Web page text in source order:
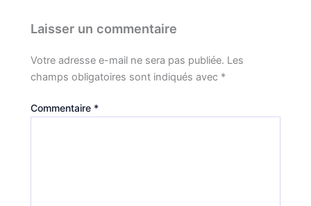
Laisser un commentaire
Votre adresse e-mail ne sera pas publiée. Les
champs obligatoires sont indiqués avec *
Commentaire *